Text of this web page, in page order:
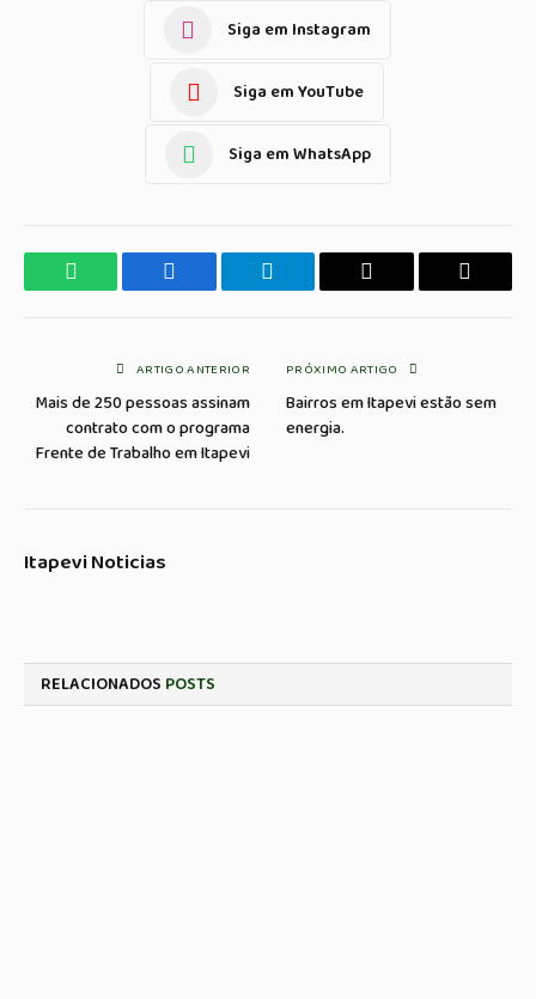
Siga em Instagram
Siga em YouTube
Siga em WhatsApp
WhatsApp Facebook Telegrama Copiar
E-
ARTIGO ANTERIOR
Mais de 250 pessoas assinam
contrato com o programa
Frente de Trabalho em Itapevi
PRÓXIMO ARTIGO
Bairros em Itapevi estão sem
energia.
Itapevi Noticias
RELACIONADOS POSTS